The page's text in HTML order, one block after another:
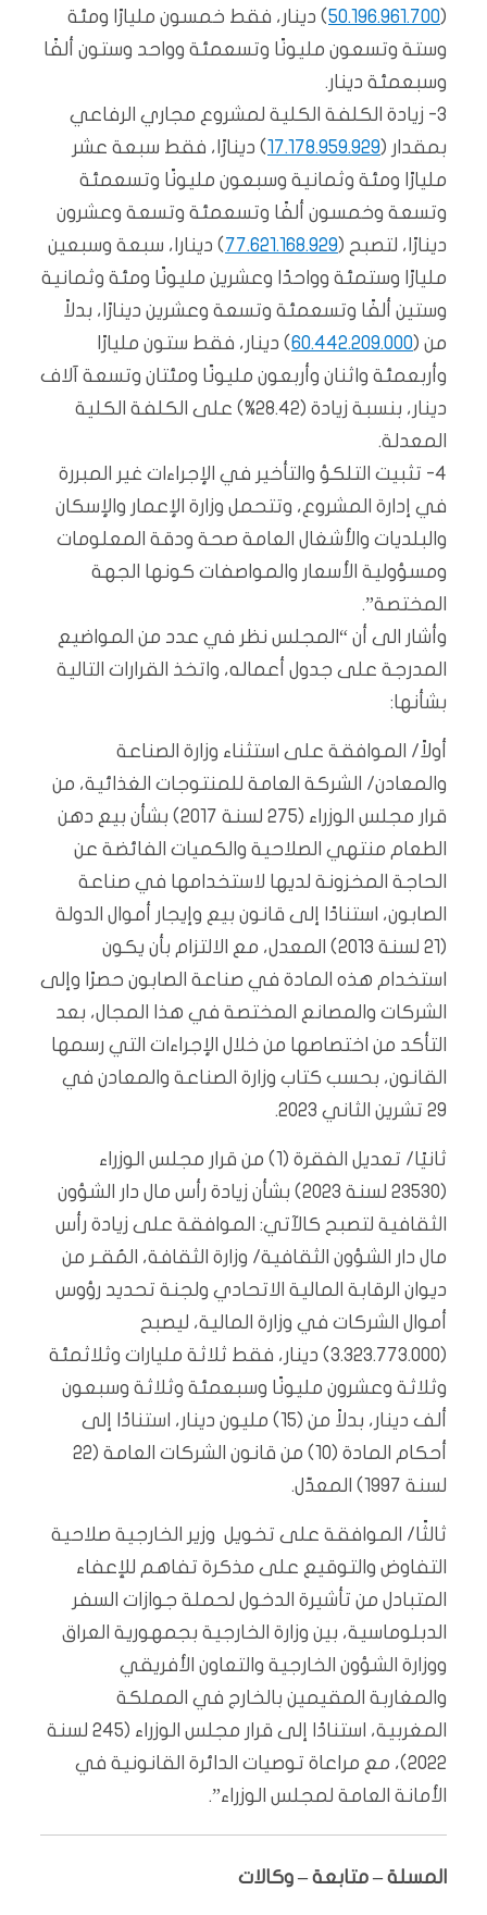
(
50.196.961.700) دينار، فقط خمسون مليارًا ومئة
وستة وتسعون مليونًا وتسعمئة وواحد وستون ألفًا
وسبعمئة دينار.
3- زيادة الكلفة الكلية لمشروع مجاري الرفاعي
بمقدار (17.178.959.929) دينارًا، فقط سبعة عشر
مليارًا ومئة وثمانية وسبعون مليونًا وتسعمئة
وتسعة وخمسون ألفًا وتسعمئة وتسعة وعشرون
دينارًا، لتصبح (77.621.168.929) دينارا، سبعة وسبعين
مليارًا وستمئة وواحدًا وعشرين مليونًا ومئة وثمانية
وستين ألفًا وتسعمئة وتسعة وعشرين دينارًا، بدلاً
من (60.442.209.000) دينار، فقط ستون مليارًا
وأربعمئة واثنان وأربعون مليونًا ومئتان وتسعة آلاف
دينار، بنسبة زيادة (28.42%) على الكلفة الكلية
المعدلة.
4- تثبيت التلكؤ والتأخير في الإجراءات غير المبررة
في إدارة المشروع، وتتحمل وزارة الإعمار والإسكان
والبلديات والأشغال العامة صحة ودقة المعلومات
ومسؤولية الأسعار والمواصفات كونها الجهة
المختصة”.
وأشار الى أن “المجلس نظر في عدد من المواضيع
المدرجة على جدول أعماله، واتخذ القرارات التالية
بشأنها:
أولاً/ الموافقة على استثناء وزارة الصناعة
والمعادن/ الشركة العامة للمنتوجات الغذائية، من
قرار مجلس الوزراء (275 لسنة 2017) بشأن بيع دهن
الطعام منتهي الصلاحية والكميات الفائضة عن
الحاجة المخزونة لديها لاستخدامها في صناعة
الصابون، استنادًا إلى قانون بيع وإيجار أموال الدولة
(21 لسنة 2013) المعدل، مع الالتزام بأن يكون
استخدام هذه المادة في صناعة الصابون حصرًا وإلى
الشركات والمصانع المختصة في هذا المجال، بعد
التأكد من اختصاصها من خلال الإجراءات التي رسمها
القانون، بحسب كتاب وزارة الصناعة والمعادن في
29 تشرين الثاني 2023.
ثانيًا/ تعديل الفقرة (1) من قرار مجلس الوزراء
(23530 لسنة 2023) بشأن زيادة رأس مال دار الشؤون
الثقافية لتصبح كالآتي: الموافقة على زيادة رأس
مال دار الشؤون الثقافية/ وزارة الثقافة، المُقـر من
ديوان الرقابة المالية الاتحادي ولجنة تحديد رؤوس
أموال الشركات في وزارة المالية، ليصبح
(3.323.773.000) دينار، فقط ثلاثة مليارات وثلاثمئة
وثلاثة وعشرون مليونًا وسبعمئة وثلاثة وسبعون
ألف دينار، بدلاً من (15) مليون دينار، استنادًا إلى
أحكام المادة (10) من قانون الشركات العامة (22
لسنة 1997) المعدّل.
ثالثًا/ الموافقة على تخويل وزير الخارجية صلاحية
التفاوض والتوقيع على مذكرة تفاهم للإعفاء
المتبادل من تأشيرة الدخول لحملة جوازات السفر
الدبلوماسية، بين وزارة الخارجية بجمهورية العراق
ووزارة الشؤون الخارجية والتعاون الأفريقي
والمغاربة المقيمين بالخارج في المملكة
المغربية، استنادًا إلى قرار مجلس الوزراء (245 لسنة
2022)، مع مراعاة توصيات الدائرة القانونية في
الأمانة العامة لمجلس الوزراء”.
المسلة – متابعة – وكالات